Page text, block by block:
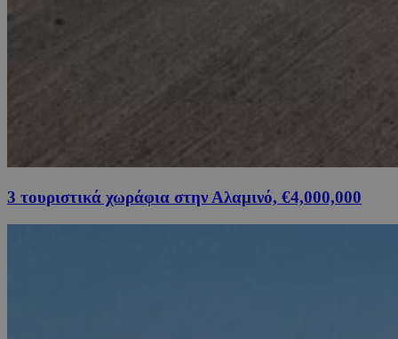
3 τουριστικά χωράφια στην Αλαμινό, €4,000,000